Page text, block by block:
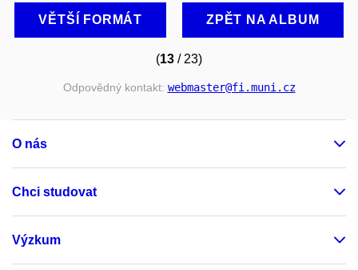
VĚTŠÍ FORMÁT ZPĚT NA ALBUM
(13 / 23)
Odpovědný kontakt: webmaster@fi.muni.cz
O nás
Chci studovat
Výzkum